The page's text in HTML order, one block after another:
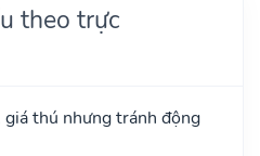
theo trực
thú nhưng tránh động